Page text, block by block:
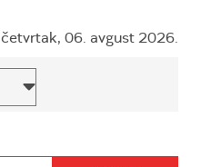
četvrtak, 06. avgust 2026.